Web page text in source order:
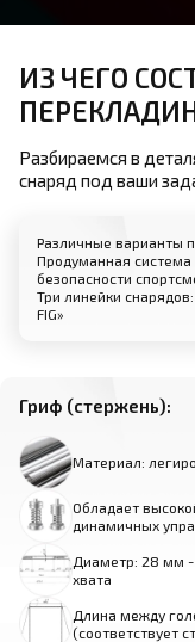
ИЗ ЧЕГО
Разбираемся в
снаряд под ваши
Различные варианты
Продуманная
безопасности
Три линейки
FIG»
Гриф (стержень):
Материал:
Обладает
динамичных
Диаметр: 28 мм -
хвата
Длина между
(соответствует